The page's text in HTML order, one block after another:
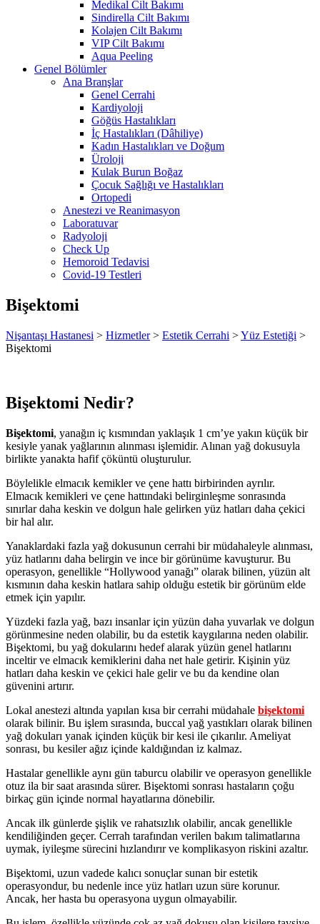
Medikal Cilt Bakımı
Sindirella Cilt Bakımı
Kolajen Cilt Bakımı
VIP Cilt Bakımı
Aqua Peeling
Genel Bölümler
Ana Branşlar
Genel Cerrahi
Kardiyoloji
Göğüs Hastalıkları
İç Hastalıkları (Dâhiliye)
Kadın Hastalıkları ve Doğum
Üroloji
Kulak Burun Boğaz
Çocuk Sağlığı ve Hastalıkları
Ortopedi
Anestezi ve Reanimasyon
Laboratuvar
Radyoloji
Check Up
Hemoroid Tedavisi
Covid-19 Testleri
Bişektomi
Nişantaşı Hastanesi > Hizmetler> Estetik Cerrahi >Yüz Estetiği >
Bişektomi
Bişektomi Nedir?
Bişektomi, yanağın iç kısmından yaklaşık 1 cm’ye yakın küçük bir
kesiyle yanak yağlarının alınması işlemidir. Alınan yağ dokusuyla
birlikte yanakta hafif çöküntü oluşturulur.
Böylelikle elmacık kemikler ve çene hattı birbirinden ayrılır.
Elmacık kemikleri ve çene hattındaki belirginleşme sonrasında
sınırlar daha keskin ve dolgun hale gelirken yüz hatları daha çekici
bir hal alır.
Yanaklardaki fazla yağ dokusunun cerrahi bir müdahaleyle alınması,
yüz hatlarını daha belirgin ve ince bir görünüme kavuşturur. Bu
operasyon, genellikle “Hollywood yanağı” olarak bilinen, yüzün alt
kısmının daha keskin hatlara sahip olduğu estetik bir görünüm elde
etmek için yapılır.
Yüzdeki fazla yağ, bazı insanlar için yüzün daha yuvarlak ve dolgun
görünmesine neden olabilir, bu da estetik kaygılarına neden olabilir.
Bişektomi, bu yağ dokularını hedef alarak yüzün genel hatlarını
inceltir ve elmacık kemiklerini daha net hale getirir. Kişinin yüz
hatları daha keskin ve çekici hale gelir ve bu da kendine olan
güvenini artırır.
Lokal anestezi altında yapılan kısa bir cerrahi müdahale bişektomi
olarak bilinir. Bu işlem sırasında, buccal yağ yastıkları olarak bilinen
yağ dokuları yanak içinden küçük bir kesi ile çıkarılır. Ameliyat
sonrası, bu kesiler ağız içinde kaldığından iz kalmaz.
Hastalar genellikle aynı gün taburcu olabilir ve operasyon genellikle
otuz ila bir saat arasında sürer. Bişektomi sonrası hastaların çoğu
birkaç gün içinde normal hayatlarına dönebilir.
Ancak ilk günlerde şişlik ve rahatsızlık olabilir, ancak genellikle
kendiliğinden geçer. Cerrah tarafından verilen bakım talimatlarına
uymak, iyileşme sürecini hızlandırır ve komplikasyon riskini azaltır.
Bişektomi, uzun vadede kalıcı sonuçlar sunan bir estetik
operasyondur, bu nedenle ince yüz hatları uzun süre korunur.
Ancak, her hasta bu operasyona uygun olmayabilir.